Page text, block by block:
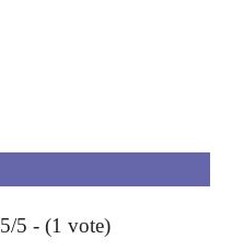
5/5 - (1 vote)